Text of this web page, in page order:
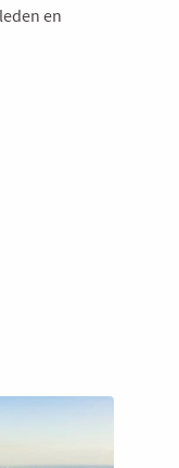
en